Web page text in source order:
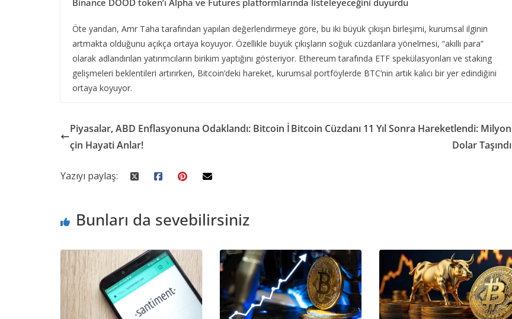
Binance DOOD token’ı Alpha ve Futures platformlarında listeleyeceğini duyurdu
Öte yandan, Amr Taha tarafından yapılan değerlendirmeye göre, bu iki büyük çıkışın birleşimi, kurumsal ilginin
artmakta olduğunu açıkça ortaya koyuyor. Özellikle büyük çıkışların soğuk cüzdanlara yönelmesi, “akıllı para”
olarak adlandırılan yatırımcıların birikim yaptığını gösteriyor. Ethereum tarafında ETF spekülasyonları ve staking
gelişmeleri beklentileri artırırken, Bitcoin’deki hareket, kurumsal portföylerde BTC’nin artık kalıcı bir yer edindiğini
ortaya koyuyor.
Piyasalar, ABD Enflasyonuna Odaklandı: Bitcoin İ
çin Hayati Anlar!
Bitcoin Cüzdanı 11 Yıl Sonra Hareketlendi: Milyon
Dolar Taşındı
Yazıyı paylaş:
Bunları da sevebilirsiniz